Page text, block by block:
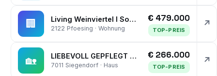
🏢 Living Weinviertel I Sommeraktion: Stellplatz gratis dazu I Luxus-DG mit rund 140m² Terrasse / Loggia I Nähe Wolkersdorf und Gerasdorf
2122 Pfoesing · Wohnung
€ 479.000
TOP-PREIS
↗
🏡 LIEBEVOLL GEPFLEGT MIT SONNIGEM SÜD-WEST GARTEN & DOPPELGARAGE
7011 Siegendorf · Haus
€ 266.000
TOP-PREIS
↗